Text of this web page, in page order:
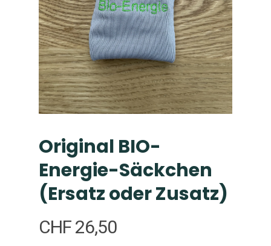
Original BIO-
Energie-Säckchen
(Ersatz oder Zusatz)
CHF 26,50